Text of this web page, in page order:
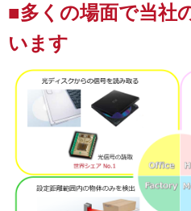
■多くの場面で当社
います